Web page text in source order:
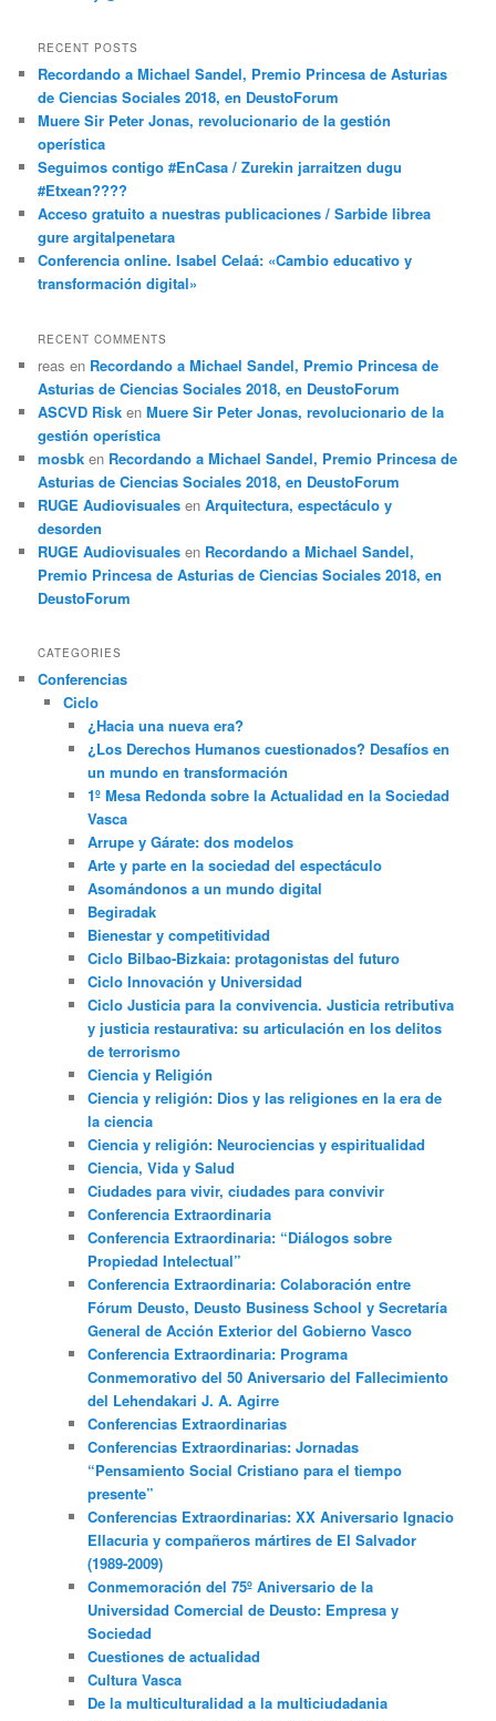
RECENT POSTS
Recordando a Michael Sandel, Premio Princesa de Asturias
de Ciencias Sociales 2018, en DeustoForum
Muere Sir Peter Jonas, revolucionario de la gestión
operística
Seguimos contigo #EnCasa / Zurekin jarraitzen dugu
#Etxean????
Acceso gratuito a nuestras publicaciones / Sarbide librea
gure argitalpenetara
Conferencia online. Isabel Celaá: «Cambio educativo y
transformación digital»
RECENT COMMENTS
reas en Recordando a Michael Sandel, Premio Princesa de
Asturias de Ciencias Sociales 2018, en DeustoForum
ASCVD Risk enMuere Sir Peter Jonas, revolucionario de la
gestión operística
mosbk en Recordando a Michael Sandel, Premio Princesa de
Asturias de Ciencias Sociales 2018, en DeustoForum
RUGE Audiovisuales enArquitectura, espectáculo y
desorden
RUGE Audiovisuales en Recordando a Michael Sandel,
Premio Princesa de Asturias de Ciencias Sociales 2018, en
DeustoForum
CATEGORIES
Conferencias
Ciclo
¿Hacia una nueva era?
¿Los Derechos Humanos cuestionados? Desafíos en
un mundo en transformación
1º Mesa Redonda sobre la Actualidad en la Sociedad
Vasca
Arrupe y Gárate: dos modelos
Arte y parte en la sociedad del espectáculo
Asomándonos a un mundo digital
Begiradak
Bienestar y competitividad
Ciclo Bilbao-Bizkaia: protagonistas del futuro
Ciclo Innovación y Universidad
Ciclo Justicia para la convivencia. Justicia retributiva
y justicia restaurativa: su articulación en los delitos
de terrorismo
Ciencia y Religión
Ciencia y religión: Dios y las religiones en la era de
la ciencia
Ciencia y religión: Neurociencias y espiritualidad
Ciencia, Vida y Salud
Ciudades para vivir, ciudades para convivir
Conferencia Extraordinaria
Conferencia Extraordinaria: “Diálogos sobre
Propiedad Intelectual”
Conferencia Extraordinaria: Colaboración entre
Fórum Deusto, Deusto Business School y Secretaría
General de Acción Exterior del Gobierno Vasco
Conferencia Extraordinaria: Programa
Conmemorativo del 50 Aniversario del Fallecimiento
del Lehendakari J. A. Agirre
Conferencias Extraordinarias
Conferencias Extraordinarias: Jornadas
“Pensamiento Social Cristiano para el tiempo
presente”
Conferencias Extraordinarias: XX Aniversario Ignacio
Ellacuria y compañeros mártires de El Salvador
(1989-2009)
Conmemoración del 75º Aniversario de la
Universidad Comercial de Deusto: Empresa y
Sociedad
Cuestiones de actualidad
Cultura Vasca
De la multiculturalidad a la multiciudadania